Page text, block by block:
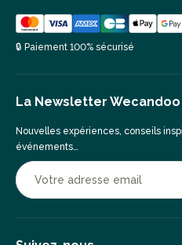
🔒 Paiement 100% sécurisé
La Newsletter Wecandoo
Nouvelles expériences, conseils
événements…